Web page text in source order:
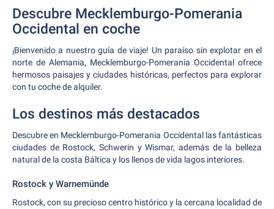
Descubre Mecklemburgo-Pomerania
Occidental en coche
¡Bienvenido a nuestro guía de viaje! Un paraíso sin explotar en el
norte de Alemania, Mecklemburgo-Pomerania Occidental ofrece
hermosos paisajes y ciudades históricas, perfectos para explorar
con tu coche de alquiler.
Los destinos más destacados
Descubre en Mecklemburgo-Pomerania Occidental las fantásticas
ciudades de Rostock, Schwerin y Wismar, además de la belleza
natural de la costa Báltica y los llenos de vida lagos interiores.
Rostock y Warnemünde
Rostock, con su precioso centro histórico y la cercana localidad de